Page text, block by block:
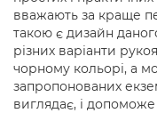
вважають за краще
такою є дизайн
різних варіанти
чорному кольорі, а
запропонованих
виглядає, і